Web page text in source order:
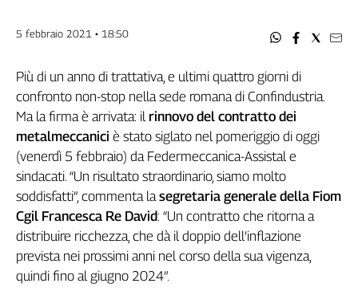
Speciali
di
Genova,
sangue
della
ragione
120
anni
Cgil
Collettiva
Academy
Collettiva
5 febbraio 2021 • 18:50
Più di un anno di trattativa, e ultimi quattro giorni di
confronto non-stop nella sede romana di Confindustria.
Ma la firma è arrivata: il rinnovo del contratto dei
metalmeccanici è stato siglato nel pomeriggio di oggi
(venerdì 5 febbraio) da Federmeccanica-Assistal e
sindacati. “Un risultato straordinario, siamo molto
soddisfatti”, commenta lasegretaria generale della Fiom
Cgil Francesca Re David: “Un contratto che ritorna a
distribuire ricchezza, che dà il doppio dell’inflazione
prevista nei prossimi anni nel corso della sua vigenza,
quindi fino al giugno 2024”.